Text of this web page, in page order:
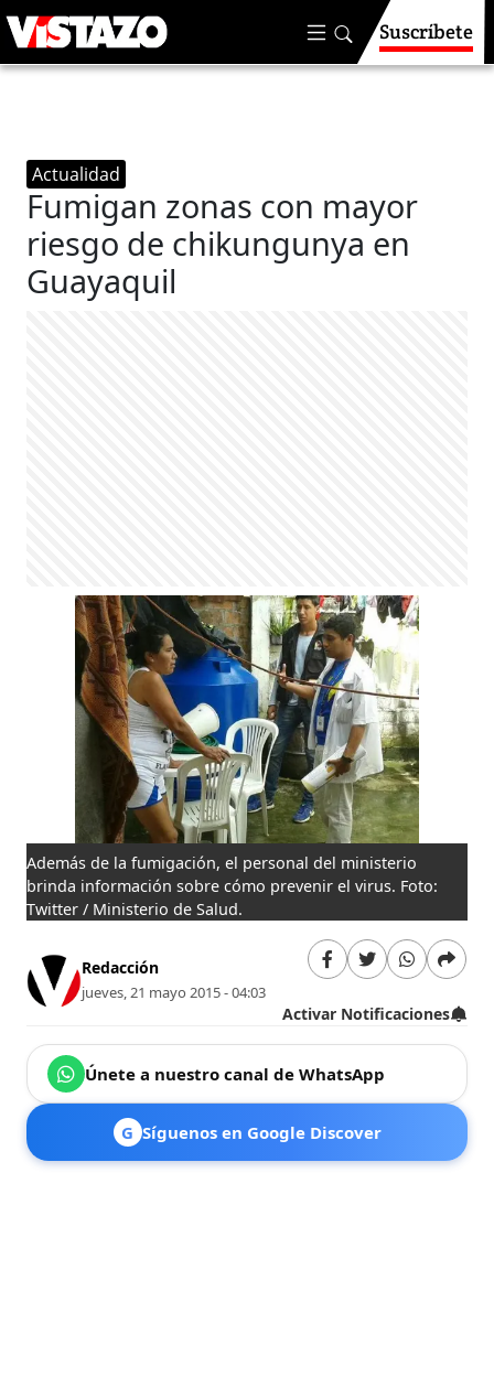
Suscríbete
Actualidad
Fumigan zonas con mayor
riesgo de chikungunya en
Guayaquil
Además de la fumigación, el personal del ministerio
brinda información sobre cómo prevenir el virus. Foto:
Twitter / Ministerio de Salud.
Redacción
jueves, 21 mayo 2015 - 04:03
Activar Notificaciones
Únete a nuestro canal de WhatsApp
G Síguenos en Google Discover